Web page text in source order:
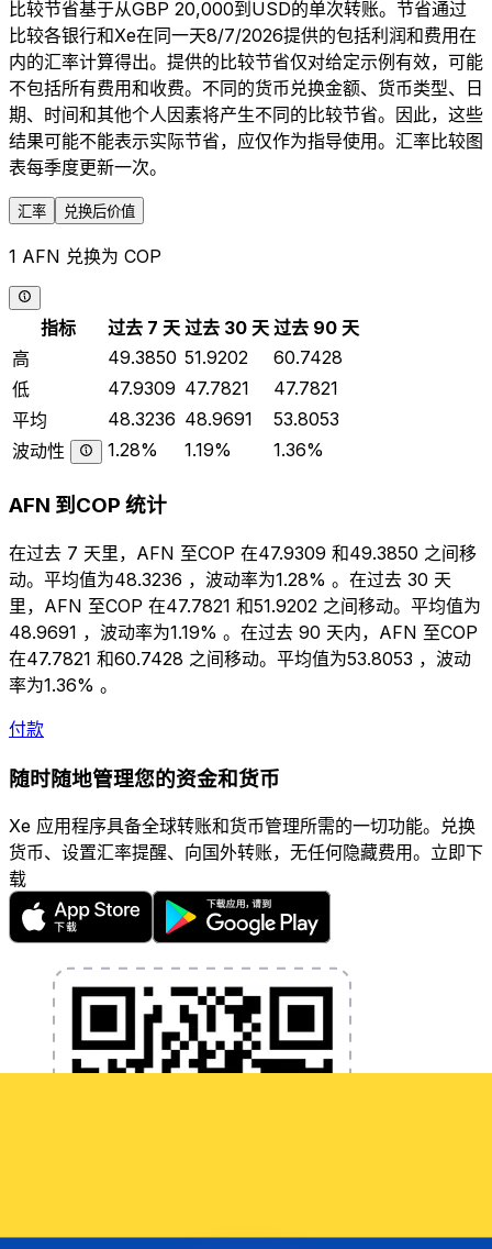
比较节省基于从GBP 20,000到USD的单次转账。节省通过
比较各银行和Xe在同一天8/7/2026提供的包括利润和费用在
内的汇率计算得出。提供的比较节省仅对给定示例有效，可能
不包括所有费用和收费。不同的货币兑换金额、货币类型、日
期、时间和其他个人因素将产生不同的比较节省。因此，这些
结果可能不能表示实际节省，应仅作为指导使用。汇率比较图
表每季度更新一次。
汇率 兑换后价值
1 AFN 兑换为 COP
指标 过去 7 天 过去 30 天 过去 90 天
高
49.3850 51.9202
60.7428
低
47.9309 47.7821
47.7821
平均
48.3236 48.9691
53.8053
波动性
1.28% 1.19% 1.36%
AFN 到COP 统计
在过去 7 天里，AFN 至COP 在47.9309 和49.3850 之间移
动。平均值为48.3236 ，波动率为1.28% 。在过去 30 天
里，AFN 至COP 在47.7821 和51.9202 之间移动。平均值为
48.9691 ，波动率为1.19% 。在过去 90 天内，AFN 至COP
在47.7821 和60.7428 之间移动。平均值为53.8053 ，波动
率为1.36% 。
付款
随时随地管理您的资金和货币
Xe 应用程序具备全球转账和货币管理所需的一切功能。兑换
货币、设置汇率提醒、向国外转账，无任何隐藏费用。立即下
载